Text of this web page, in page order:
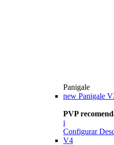
Panigale
new Panigale
PVP
i
Configurar
V4